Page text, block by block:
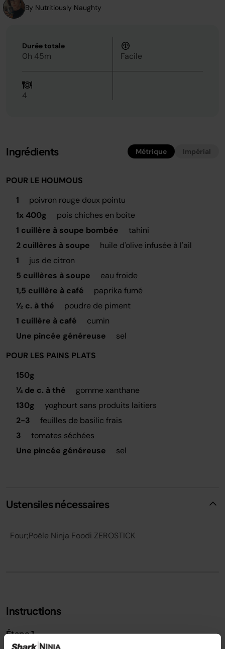
page.
By Nutritiously Naughty
Durée totale
0h 45m Facile
4
Ingrédients Métrique Impérial
POUR LE HOUMOUS
1
poivron rouge doux pointu
1x 400g
pois chiches en boîte
1 cuillère à soupe bombée
tahini
2 cuillères à soupe
huile d'olive infusée à l'ail
1
jus de citron
5 cuillères à soupe
eau froide
1,5 cuillère à café
paprika fumé
½ c. à thé
poudre de piment
1 cuillère à café
cumin
Une pincée généreuse
sel
POUR LES PAINS PLATS
150g
¼ de c. à thé
gomme xanthane
130g
yoghourt sans produits laitiers
2-3
feuilles de basilic frais
3
tomates séchées
Une pincée généreuse
sel
Ustensiles nécessaires
Four;Poêle Ninja Foodi ZEROSTICK
Instructions
Étape 1
Préchauffer le four à 190°C